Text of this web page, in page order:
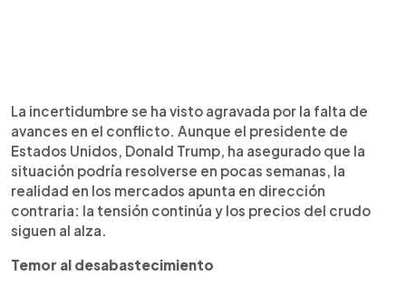
La incertidumbre se ha visto agravada por la falta de
avances en el conflicto. Aunque el presidente de
Estados Unidos, Donald Trump, ha asegurado que la
situación podría resolverse en pocas semanas, la
realidad en los mercados apunta en dirección
contraria: la tensión continúa y los precios del crudo
siguen al alza.
Temor al desabastecimiento